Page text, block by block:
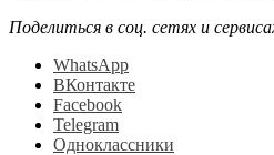
Поделиться в соц. сетях и
WhatsApp
ВКонтакте
Facebook
Telegram
Одноклассники